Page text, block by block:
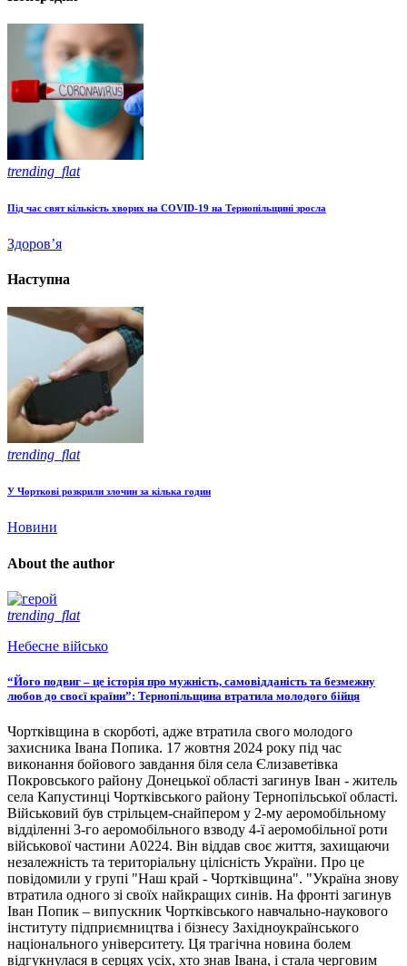
trending_flat
Під час свят кількість хворих на COVID-19 на Тернопільщині зросла
Здоров’я
Наступна
trending_flat
У Чорткові розкрили злочин за кілька годин
Новини
About the author
trending_flat
Небесне військо
“Його подвиг – це історія про мужність, самовідданість та безмежну
любов до своєї країни”: Тернопільщина втратила молодого бійця
Чортківщина в скорботі, адже втратила свого молодого
захисника Івана Попика. 17 жовтня 2024 року під час
виконання бойового завдання біля села Єлизаветівка
Покровського району Донецької області загинув Іван - житель
села Капустинці Чортківського району Тернопільської області.
Військовий був стрільцем-снайпером у 2-му аеромобільному
відділенні 3-го аеромобільного взводу 4-ї аеромобільної роти
військової частини А0224. Він віддав своє життя, захищаючи
незалежність та територіальну цілісність України. Про це
повідомили у групі "Наш край - Чортківщина". "Україна знову
втратила одного зі своїх найкращих синів. На фронті загинув
Іван Попик – випускник Чортківського навчально-наукового
інституту підприємництва і бізнесу Західноукраїнського
національного університету. Ця трагічна новина болем
відгукнулася в серцях усіх, хто знав Івана, і стала черговим